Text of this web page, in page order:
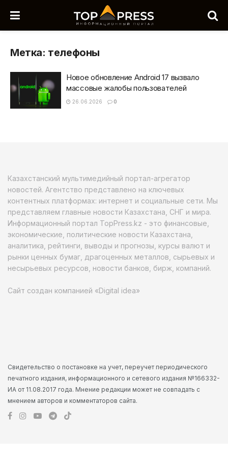
Метка: телефоны
Новое обновление Android 17 вызвало
массовые жалобы пользователей
26.06.2026 0
Казахстанский мультимедийный портал-агрегатор
новостей. Агентство представлено на ключевых
контентных платформах: интернет и социальные сети. Мы
представляем главные новости Казахстана, СНГ и мира.
Информационный портал TopPress.kz - это финансовые,
экономические, политические новости Казахстана,
аналитика, рейтинги, выводы и прогнозы, курсы валют и
рынки ценных бумаг, драгоценных металлов, сырьевых и
несырьевых ресурсов, новости банков, бирж, компаний.
Сайт создан компанией «Digital idea»
Свидетельство о постановке на учет, переучет периодического
печатного издания, информационного и сетевого издания №166332-
ИА от 11.08.2017 года. Мнение редакции может не совпадать с
мнением авторов и комментаторов сайта.